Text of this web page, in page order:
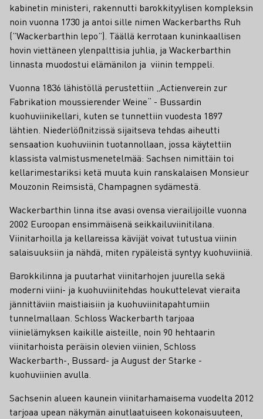
kabinetin ministeri, rakennutti barokkityylisen kompleksin
noin vuonna 1730 ja antoi sille nimen Wackerbarths Ruh
(”Wackerbarthin lepo”). Täällä kerrotaan kuninkaallisen
hovin viettäneen ylenpalttisia juhlia, ja Wackerbarthin
linnasta muodostui elämänilon ja viinin temppeli.
Vuonna 1836 lähistöllä perustettiin „Actienverein zur
Fabrikation moussierender Weine“ - Bussardin
kuohuviinikellari, kuten se tunnettiin vuodesta 1897
lähtien. Niederlößnitzissä sijaitseva tehdas aiheutti
sensaation kuohuviinin tuotannollaan, jossa käytettiin
klassista valmistusmenetelmää: Sachsen nimittäin toi
kellarimestariksi ketä muuta kuin ranskalaisen Monsieur
Mouzonin Reimsistä, Champagnen sydämestä.
Wackerbarthin linna itse avasi ovensa vierailijoille vuonna
2002 Euroopan ensimmäisenä seikkailuviinitilana.
Viinitarhoilla ja kellareissa kävijät voivat tutustua viinin
salaisuuksiin ja nähdä, miten rypäleistä syntyy kuohuviiniä.
Barokkilinna ja puutarhat viinitarhojen juurella sekä
moderni viini- ja kuohuviinitehdas houkuttelevat vieraita
jännittäviin maistiaisiin ja kuohuviinitapahtumiin
tunnelmallaan. Schloss Wackerbarth tarjoaa
viinielämyksen kaikille aisteille, noin 90 hehtaarin
viinitarhoista peräisin olevien viinien, Schloss
Wackerbarth-, Bussard- ja August der Starke -
kuohuviinien avulla.
Sachsenin alueen kaunein viinitarhamaisema vuodelta 2012
tarjoaa upean näkymän ainutlaatuiseen kokonaisuuteen,